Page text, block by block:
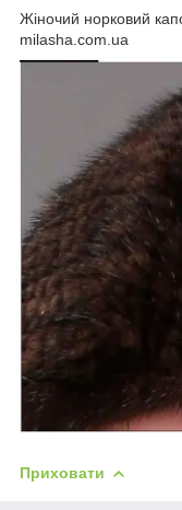
Жіночий норковий
milasha.com.ua
Приховати